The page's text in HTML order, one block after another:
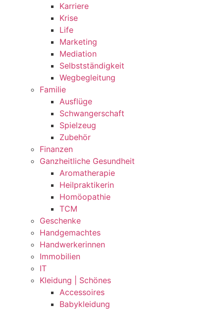
Karriere
Krise
Life
Marketing
Mediation
Selbstständigkeit
Wegbegleitung
Familie
Ausflüge
Schwangerschaft
Spielzeug
Zubehör
Finanzen
Ganzheitliche Gesundheit
Aromatherapie
Heilpraktikerin
Homöopathie
TCM
Geschenke
Handgemachtes
Handwerkerinnen
Immobilien
IT
Kleidung | Schönes
Accessoires
Babykleidung